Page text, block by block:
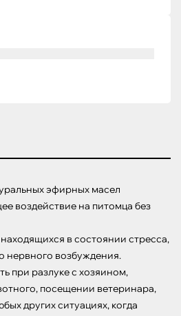
эфирных масел
воздействие на питомца без
в состоянии стресса,
нервного возбуждения.
при разлуке с хозяином,
посещении ветеринара,
других ситуациях, когда